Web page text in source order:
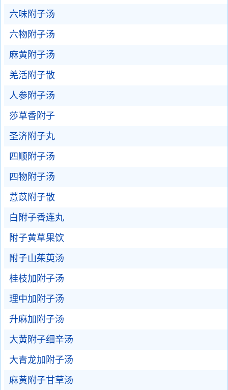
六味附子汤
六物附子汤
麻黄附子汤
羌活附子散
人参附子汤
莎草香附子
圣济附子丸
四顺附子汤
四物附子汤
薏苡附子散
白附子香连丸
附子黄草果饮
附子山茱萸汤
桂枝加附子汤
理中加附子汤
升麻加附子汤
大黄附子细辛汤
大青龙加附子汤
麻黄附子甘草汤